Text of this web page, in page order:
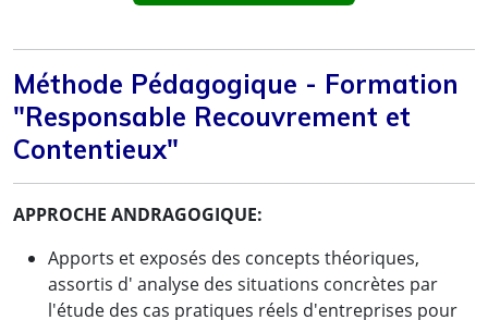
Méthode Pédagogique - Formation
"Responsable Recouvrement et
Contentieux"
APPROCHE ANDRAGOGIQUE:
Apports et exposés des concepts théoriques,
assortis d' analyse des situations concrètes par
l'étude des cas pratiques réels d'entreprises pour